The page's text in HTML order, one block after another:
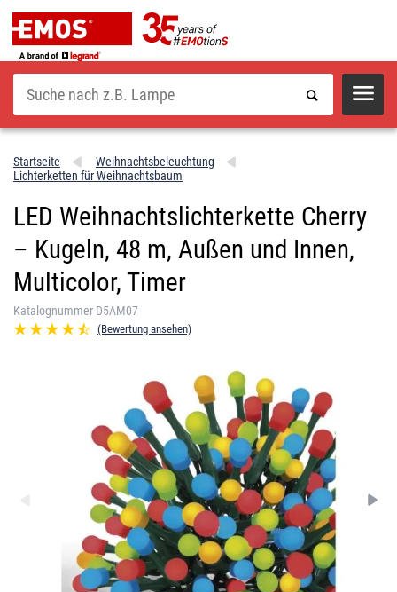
Suche
Startseite
Weihnachtsbeleuchtung
Lichterketten für Weihnachtsbaum
LED Weihnachtslichterkette Cherry
– Kugeln, 48 m, Außen und Innen,
Multicolor, Timer
Katalognummer D5AM07
(Bewertung ansehen)